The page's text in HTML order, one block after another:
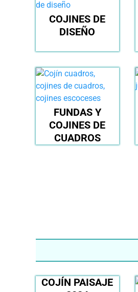
COJINES DE
DISEÑO
FUNDAS Y
COJINES DE
CUADROS
COJÍN PAISAJE